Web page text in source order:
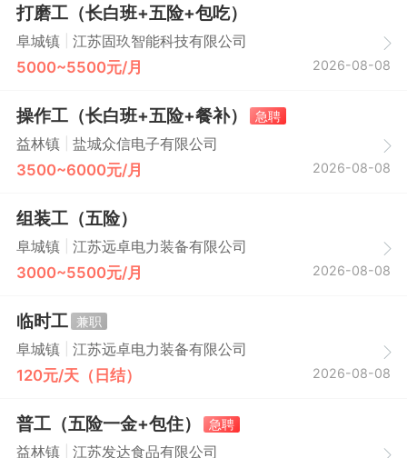
打磨工（长白班+五险+包吃）
阜城镇 江苏固玖智能科技有限公司
5000~5500元/月 2026-08-08
操作工（长白班+五险+餐补）
急聘
益林镇
盐城众信电子有限公司
3500~6000元/月 2026-08-08
组装工（五险）
阜城镇 江苏远卓电力装备有限公司
3000~5500元/月 2026-08-08
临时工 兼职
阜城镇
江苏远卓电力装备有限公司
120元/天（日结） 2026-08-08
普工（五险一金+包住）
急聘
益林镇
江苏发达食品有限公司